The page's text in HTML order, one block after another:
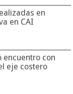
en
en CAI
encuentro con
eje costero